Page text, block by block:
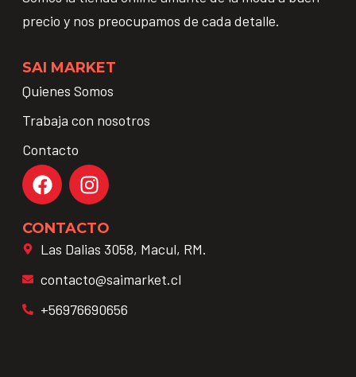
precio y nos preocupamos de cada detalle.
SAI MARKET
Quienes Somos
Trabaja con nosotros
Contacto
CONTACTO
Las Dalias 3058, Macul, RM.
contacto@saimarket.cl
+56976690656